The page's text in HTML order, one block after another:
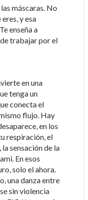
máscaras. No
y esa
enseña a
trabajar por el
en una
tenga un
conecta el
flujo. Hay
en los
respiración, el
sensación de la
En esos
solo el ahora.
una danza entre
sin violencia